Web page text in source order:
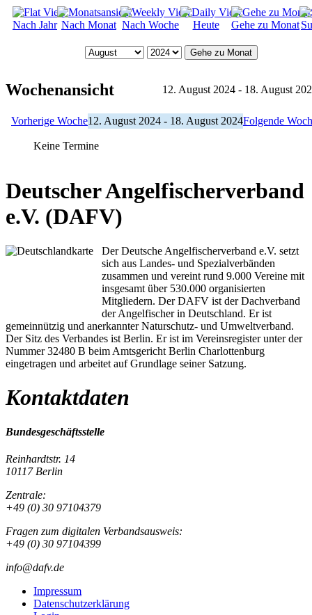
Nach Jahr Nach Monat Nach Woche Heute Gehe zu Monat
Gehe zu Monat
Wochenansicht 12. August 2024 - 18. August
Vorherige Woche12. August 2024 - 18. August 2024Folgende
Keine Termine
Deutscher Angelfischerverband
e.V. (DAFV)
Der Deutsche Angelfischerverband e.V. setzt
sich aus Landes- und Spezialverbänden
zusammen und vereint rund 9.000 Vereine mit
insgesamt über 530.000 organisierten
Mitgliedern. Der DAFV ist der Dachverband
der Angelfischer in Deutschland. Er ist
gemeinnützig und anerkannter Naturschutz- und Umweltverband.
Der Sitz des Verbandes ist Berlin. Er ist im Vereinsregister unter der
Nummer 32480 B beim Amtsgericht Berlin Charlottenburg
eingetragen und arbeitet auf Grundlage seiner Satzung.
Kontaktdaten
Bundesgeschäftsstelle
Reinhardtstr. 14
10117 Berlin
Zentrale:
+49 (0) 30 97104379
Fragen zum digitalen Verbandsausweis:
+49 (0) 30 97104399
info@dafv.de
Impressum
Datenschutzerklärung